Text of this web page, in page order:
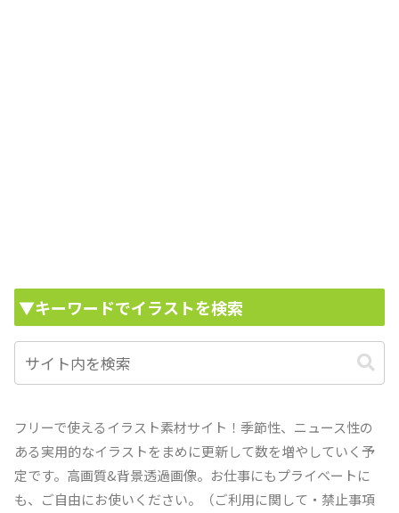
▼キーワードでイラストを検索
フリーで使えるイラスト素材サイト！季節性、ニュース性の
ある実用的なイラストをまめに更新して数を増やしていく予
定です。高画質&背景透過画像。お仕事にもプライベートに
も、ご自由にお使いください。（ご利用に関して・禁止事項